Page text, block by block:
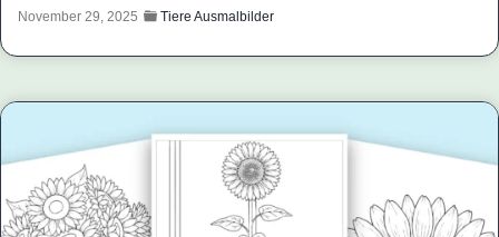
November 29, 2025 Tiere Ausmalbilder